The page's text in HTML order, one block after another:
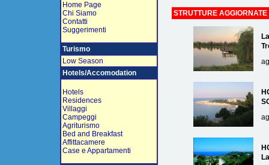
Home Page
Chi Siamo
Contatti
Suggerimenti
Turismo
Low Season
Hotels/Accomodation
Hotels
Residences
Villaggi
Campeggi
Agriturismo
Bed and Breakfast
Affittacamere
Case e Appartamenti
STRUTTURE